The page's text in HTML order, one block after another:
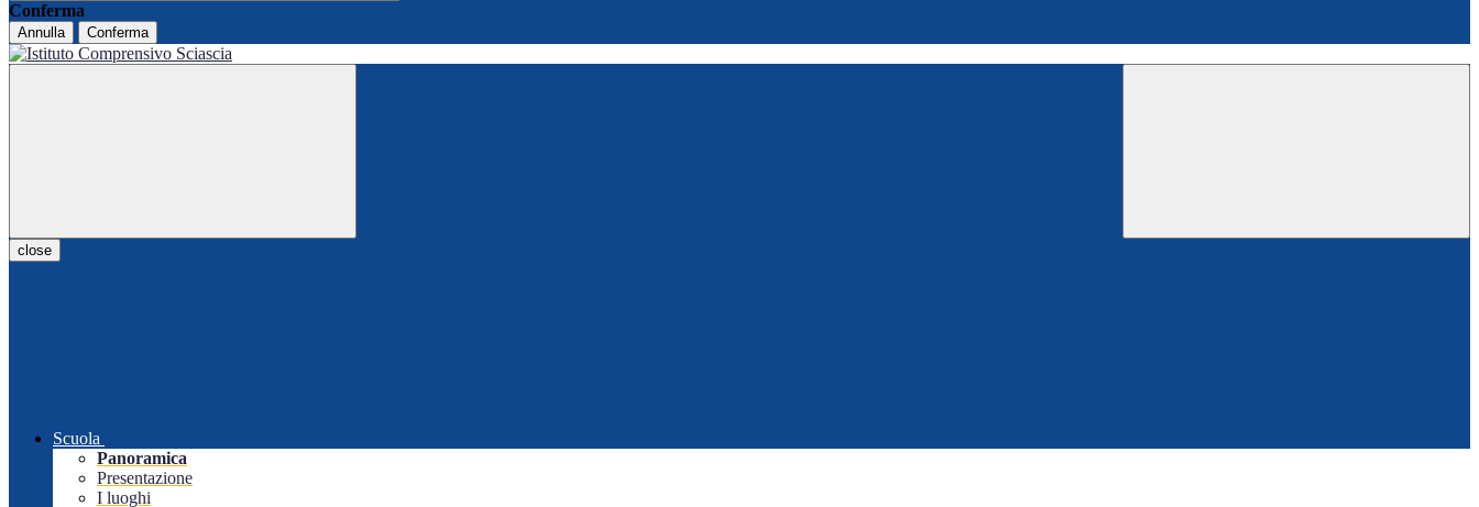
Conferma
Annulla Conferma
close
Scuola
Panoramica
Presentazione
I luoghi